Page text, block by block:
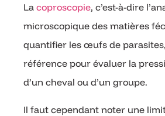
La coproscopie, c’est-à-dire
microscopique des matières
quantifier les œufs de
référence pour évaluer la
d’un cheval ou d’un groupe.
Il faut cependant noter une